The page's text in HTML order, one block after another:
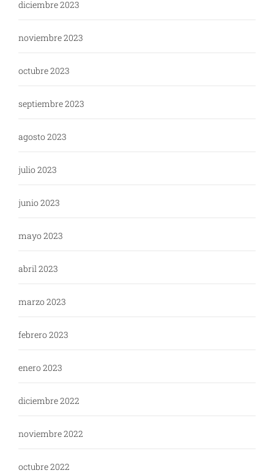
diciembre 2023
noviembre 2023
octubre 2023
septiembre 2023
agosto 2023
julio 2023
junio 2023
mayo 2023
abril 2023
marzo 2023
febrero 2023
enero 2023
diciembre 2022
noviembre 2022
octubre 2022